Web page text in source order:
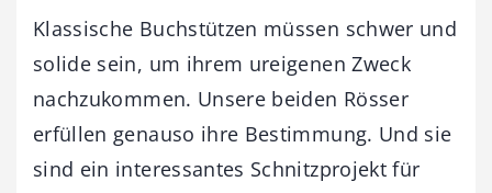
Klassische Buchstützen müssen schwer und
solide sein, um ihrem ureigenen Zweck
nachzukommen. Unsere beiden Rösser
erfüllen genauso ihre Bestimmung. Und sie
sind ein interessantes Schnitzprojekt für